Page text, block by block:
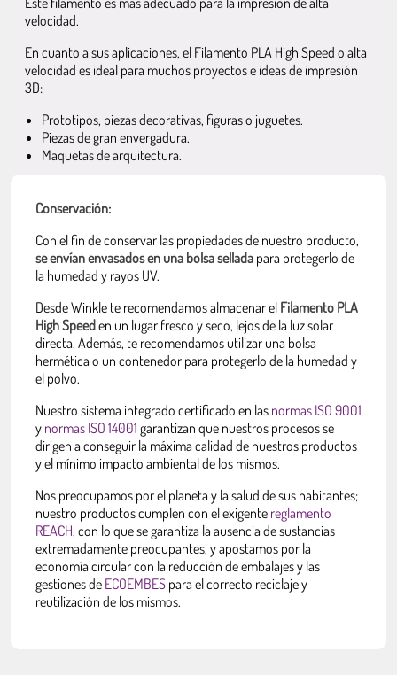
velocidad.
En cuanto a sus aplicaciones, el Filamento PLA High Speed o alta
velocidad es ideal para muchos proyectos e ideas de impresión
3D:
Prototipos, piezas decorativas, figuras o juguetes.
Piezas de gran envergadura.
Maquetas de arquitectura.
Conservación:
Con el fin de conservar las propiedades de nuestro producto,
se envían envasados en una bolsa sellada para protegerlo de
la humedad y rayos UV.
Desde Winkle te recomendamos almacenar el Filamento PLA
High Speeden un lugar fresco y seco, lejos de la luz solar
directa. Además, te recomendamos utilizar una bolsa
hermética o un contenedor para protegerlo de la humedad y
el polvo.
Nuestro sistema integrado certificado en las normas ISO 9001
y normas ISO 14001 garantizan que nuestros procesos se
dirigen a conseguir la máxima calidad de nuestros productos
y el mínimo impacto ambiental de los mismos.
Nos preocupamos por el planeta y la salud de sus habitantes;
nuestro productos cumplen con el exigente reglamento
REACH, con lo que se garantiza la ausencia de sustancias
extremadamente preocupantes, y apostamos por la
economía circular con la reducción de embalajes y las
gestiones de ECOEMBES para el correcto reciclaje y
reutilización de los mismos.